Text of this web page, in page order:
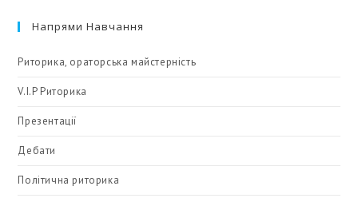
Напрями Навчання
Риторика, ораторська майстерність
V.I.P Риторика
Презентації
Дебати
Політична риторика